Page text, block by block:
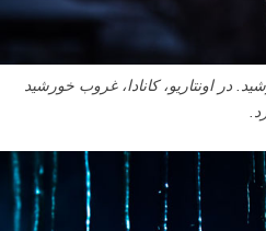
در اونتاریو، کانادا، غروب خورشید